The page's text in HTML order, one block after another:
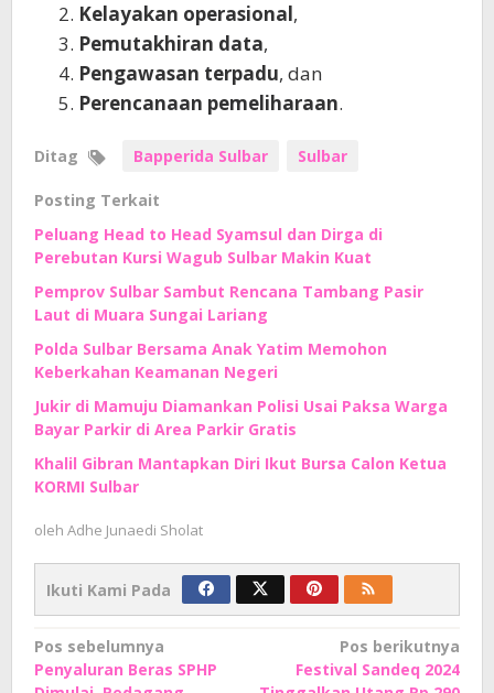
Kelayakan operasional,
Pemutakhiran data,
Pengawasan terpadu, dan
Perencanaan pemeliharaan.
Ditag Bapperida Sulbar Sulbar
Posting Terkait
Peluang Head to Head Syamsul dan Dirga di
Perebutan Kursi Wagub Sulbar Makin Kuat
Pemprov Sulbar Sambut Rencana Tambang Pasir
Laut di Muara Sungai Lariang
Polda Sulbar Bersama Anak Yatim Memohon
Keberkahan Keamanan Negeri
Jukir di Mamuju Diamankan Polisi Usai Paksa Warga
Bayar Parkir di Area Parkir Gratis
Khalil Gibran Mantapkan Diri Ikut Bursa Calon Ketua
KORMI Sulbar
oleh Adhe Junaedi Sholat
Ikuti Kami Pada
Navigasi
pos
Pos sebelumnya
Penyaluran Beras SPHP
Pos berikutnya
Festival Sandeq 2024